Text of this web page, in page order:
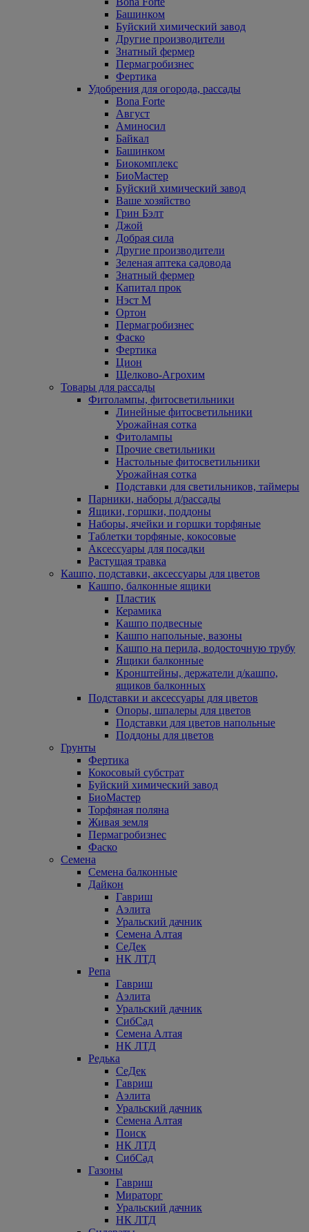
Башинком
Буйский химический завод
Другие производители
Знатный фермер
Пермагробизнес
Фертика
Удобрения для огорода, рассады
Bona Forte
Август
Аминосил
Байкал
Башинком
Биокомплекс
БиоМастер
Буйский химический завод
Ваше хозяйство
Грин Бэлт
Джой
Добрая сила
Другие производители
Зеленая аптека садовода
Знатный фермер
Капитал прок
Нэст М
Ортон
Пермагробизнес
Фаско
Фертика
Цион
Щелково-Агрохим
Товары для рассады
Фитолампы, фитосветильники
Линейные фитосветильники
Урожайная сотка
Фитолампы
Прочие светильники
Настольные фитосветильники
Урожайная сотка
Подставки для светильников, таймеры
Парники, наборы д/рассады
Ящики, горшки, поддоны
Наборы, ячейки и горшки торфяные
Таблетки торфяные, кокосовые
Аксессуары для посадки
Растущая травка
Кашпо, подставки, аксессуары для цветов
Кашпо, балконные ящики
Пластик
Керамика
Кашпо подвесные
Кашпо напольные, вазоны
Кашпо на перила, водосточную трубу
Ящики балконные
Кронштейны, держатели д/кашпо,
ящиков балконных
Подставки и аксессуары для цветов
Опоры, шпалеры для цветов
Подставки для цветов напольные
Поддоны для цветов
Грунты
Фертика
Кокосовый субстрат
Буйский химический завод
БиоМастер
Торфяная поляна
Живая земля
Пермагробизнес
Фаско
Семена
Семена балконные
Дайкон
Гавриш
Аэлита
Уральский дачник
Семена Алтая
СеДек
НК ЛТД
Репа
Гавриш
Аэлита
Уральский дачник
СибСад
Семена Алтая
НК ЛТД
Редька
СеДек
Гавриш
Аэлита
Уральский дачник
Семена Алтая
Поиск
НК ЛТД
СибСад
Газоны
Гавриш
Мираторг
Уральский дачник
НК ЛТД